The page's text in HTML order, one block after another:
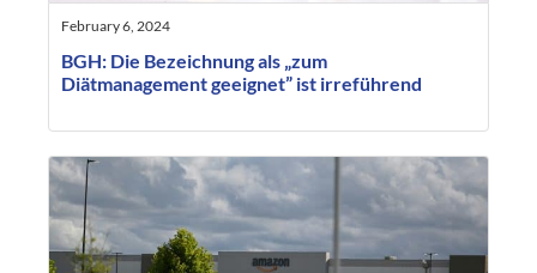
February 6, 2024
BGH: Die Bezeichnung als „zum
Diätmanagement geeignet” ist irreführend